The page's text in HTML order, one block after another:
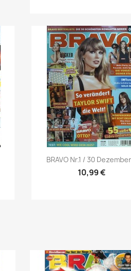
Vorschau
BRAVO Nr.1 / 30
10,99 €